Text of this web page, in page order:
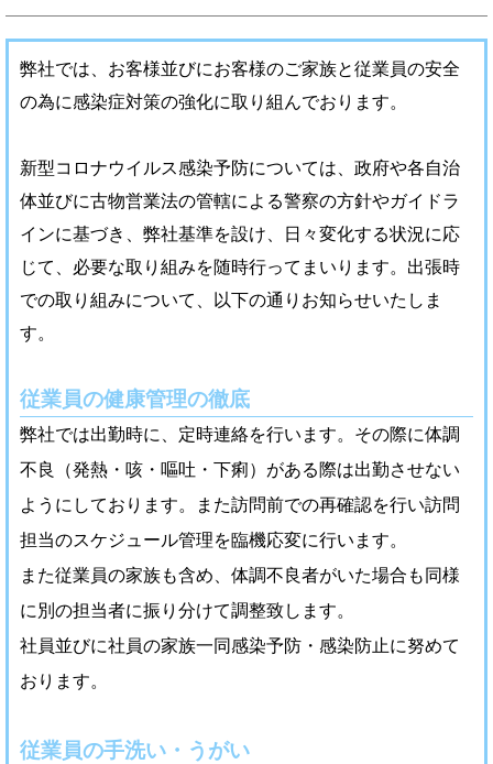
弊社では、お客様並びにお客様のご家族と従業員の安全
の為に感染症対策の強化に取り組んでおります。
新型コロナウイルス感染予防については、政府や各自治
体並びに古物営業法の管轄による警察の方針やガイドラ
インに基づき、弊社基準を設け、日々変化する状況に応
じて、必要な取り組みを随時行ってまいります。出張時
での取り組みについて、以下の通りお知らせいたしま
す。
従業員の健康管理の徹底
弊社では出勤時に、定時連絡を行います。その際に体調
不良（発熱・咳・嘔吐・下痢）がある際は出勤させない
ようにしております。また訪問前での再確認を行い訪問
担当のスケジュール管理を臨機応変に行います。
また従業員の家族も含め、体調不良者がいた場合も同様
に別の担当者に振り分けて調整致します。
社員並びに社員の家族一同感染予防・感染防止に努めて
おります。
従業員の手洗い・うがい